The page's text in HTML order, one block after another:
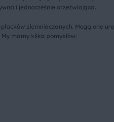
i jednocześnie orzeźwiająca.
ziemniaczanych. Mogą one
mamy kilka pomysłów: